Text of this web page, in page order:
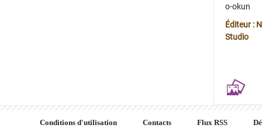
o-okun
Éditeur :
Studio
Conditions d'utilisation Contacts Flux RSS